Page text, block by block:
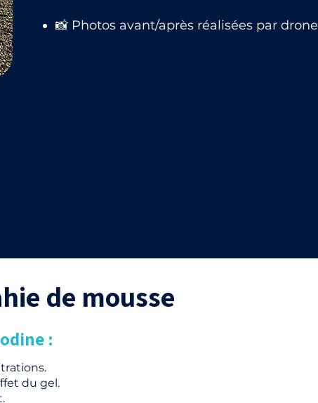
📸 Photos avant/après réalisées par drone
de mousse
:
du gel.